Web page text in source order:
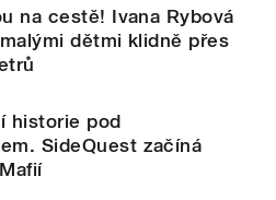
na cestě! Ivana Rybová
dětmi klidně přes
historie pod
SideQuest začíná